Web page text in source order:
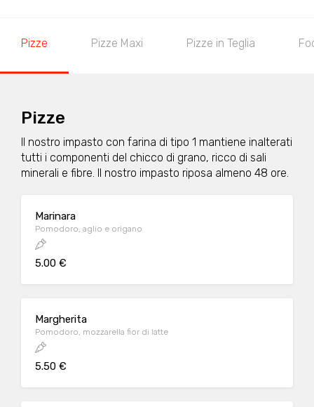
Pizze Pizze Maxi Pizze in Teglia
Pizze
Il nostro impasto con farina di tipo 1 mantiene inalterati
tutti i componenti del chicco di grano, ricco di sali
minerali e fibre. Il nostro impasto riposa almeno 48 ore.
Marinara
Pomodoro, aglio e origano
5.00 €
Margherita
Pomodoro, mozzarella fior di latte
5.50 €